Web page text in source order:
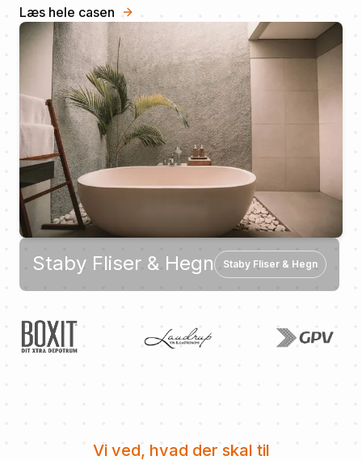
Læs hele casen
Staby Fliser & Hegn Staby Fliser & Hegn
Vi ved, hvad der skal til